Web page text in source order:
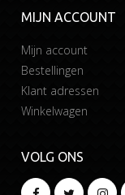
MIJN ACCOUNT
Mijn account
Bestellingen
Klant adressen
Winkelwagen
VOLG ONS